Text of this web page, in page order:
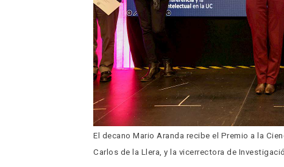
El decano Mario Aranda recibe el Premio a la
Carlos de la Llera, y la vicerrectora de